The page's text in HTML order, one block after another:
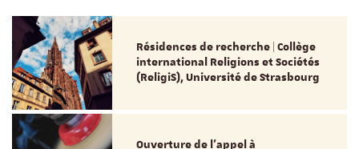
Résidences de recherche | Collège
international Religions et Sociétés
(ReligiS), Université de Strasbourg
Ouverture de l'appel à